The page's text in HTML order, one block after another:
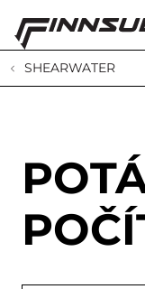
SHEARWATER